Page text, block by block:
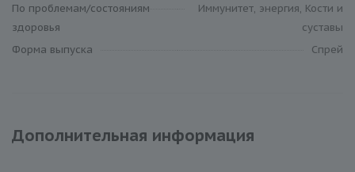
По проблемам/состояниям
здоровья
Иммунитет, энергия, Кости и
суставы
Форма выпуска
Спрей
Дополнительная информация